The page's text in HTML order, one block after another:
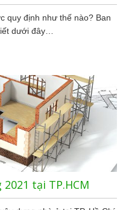
quy định như thế nào? Ban
dưới đây…
tại TP.HCM